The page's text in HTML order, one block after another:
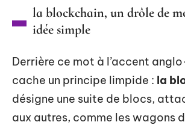
la blockchain, un drôle de
idée simple
Derrière ce mot à l’accent
cache un principe limpide : la
désigne une suite de blocs,
aux autres, comme les wagons